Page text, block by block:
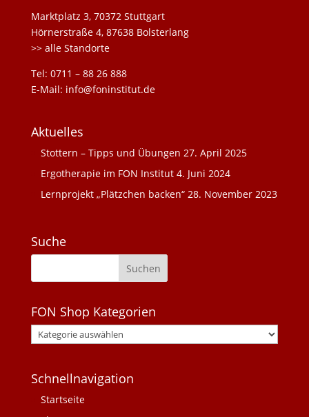
Marktplatz 3, 70372 Stuttgart
Hörnerstraße 4, 87638 Bolsterlang
>> alle Standorte
Tel: 0711 – 88 26 888
E-Mail: info@foninstitut.de
Aktuelles
Stottern – Tipps und Übungen 27. April 2025
Ergotherapie im FON Institut 4. Juni 2024
Lernprojekt „Plätzchen backen“ 28. November 2023
Suche
FON Shop Kategorien
Schnellnavigation
Startseite